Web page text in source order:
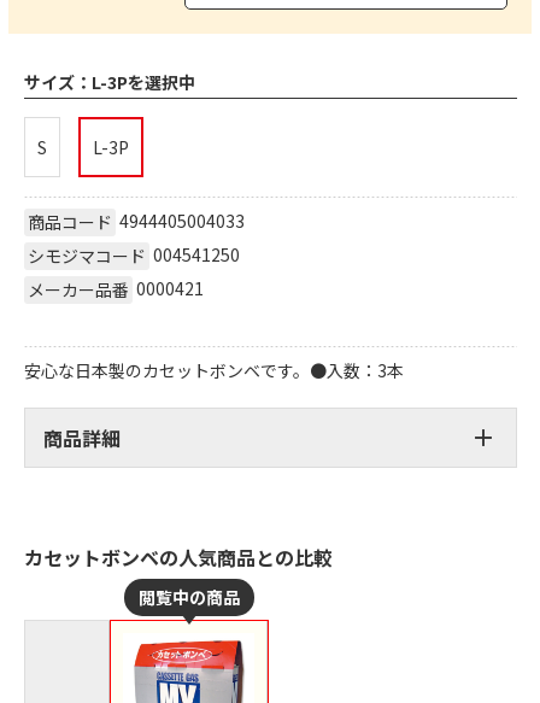
サイズ： L-3Pを選択中
S L-3P
商品コード 4944405004033
シモジマコード 004541250
メーカー品番 0000421
安心な日本製のカセットボンベです。●入数：3本
商品詳細
カセットボンベの人気商品との比較